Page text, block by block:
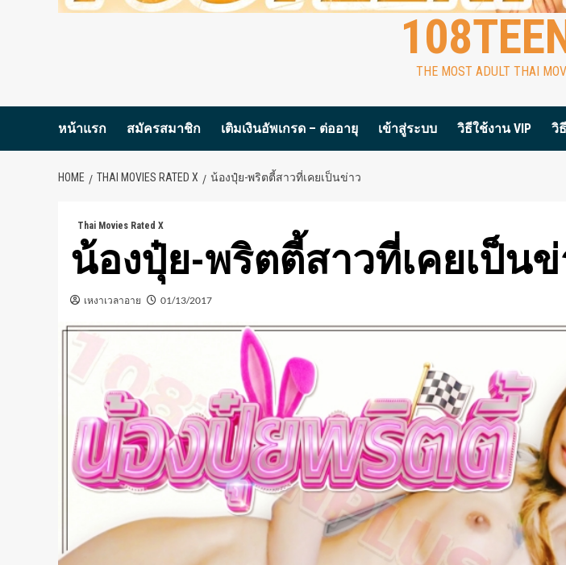
THE MOST ADULT THAI
หน้าแรก สมัครสมาชิก เติมเงินอัพเกรด – ต่ออายุ เข้าสู่ระบบ วิธีใช้งาน VIP วิ
HOME THAI MOVIES RATED X น้องปุ๋ย-พริตตี้สาวที่เคยเป็นข่าว
Thai Movies Rated X
น้องปุ๋ย-พริตตี้สาวที่เคยเป็น
เหงาเวลาอาย 01/13/2017